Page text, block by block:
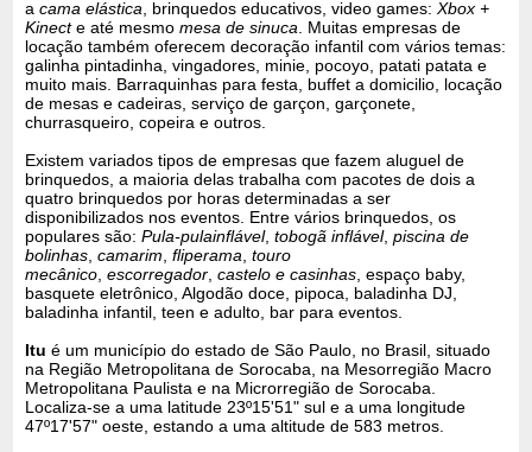
acama elástica , brinquedos educativos, video games:Xbox +
Kinecte até mesmomesa de sinuca . Muitas empresas de
locação também oferecem decoração infantil com vários temas:
galinha pintadinha, vingadores, minie, pocoyo, patati patata e
muito mais. Barraquinhas para festa, buffet a domicilio, locação
de mesas e cadeiras, serviço de garçon, garçonete,
churrasqueiro, copeira e outros.
Existem variados tipos de empresas que fazem aluguel de
brinquedos, a maioria delas trabalha com pacotes de dois a
quatro brinquedos por horas determinadas a ser
disponibilizados nos eventos. Entre vários brinquedos, os
populares são:Pula-pulainflável,tobogã inflável,piscina de
bolinhas ,camarim ,fliperama ,touro
mecânico ,escorregador ,castelo e casinhas , espaço baby,
basquete eletrônico, Algodão doce, pipoca, baladinha DJ,
baladinha infantil, teen e adulto, bar para eventos.
Itu é um município do estado de São Paulo, no Brasil, situado
na Região Metropolitana de Sorocaba, na Mesorregião Macro
Metropolitana Paulista e na Microrregião de Sorocaba.
Localiza-se a uma latitude 23º15'51" sul e a uma longitude
47º17'57" oeste, estando a uma altitude de 583 metros.